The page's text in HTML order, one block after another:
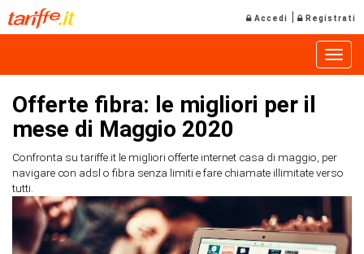
Accedi | Registrati
Offerte fibra: le migliori per il
mese di Maggio 2020
Confronta su tariffe.it le migliori offerte internet casa di maggio, per
navigare con adsl o fibra senza limiti e fare chiamate illimitate verso
tutti.